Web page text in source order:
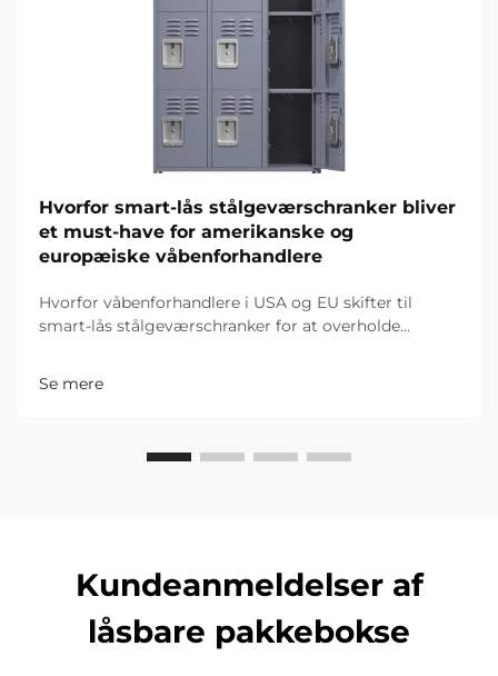
Hvorfor smart-lås stålgeværschranker bliver
et must-have for amerikanske og
europæiske våbenforhandlere
Hvorfor våbenforhandlere i USA og EU skifter til
smart-lås stålgeværschranker for at overholde
våbenopbevaring.
Se mere
Kundeanmeldelser af
låsbare pakkebokse